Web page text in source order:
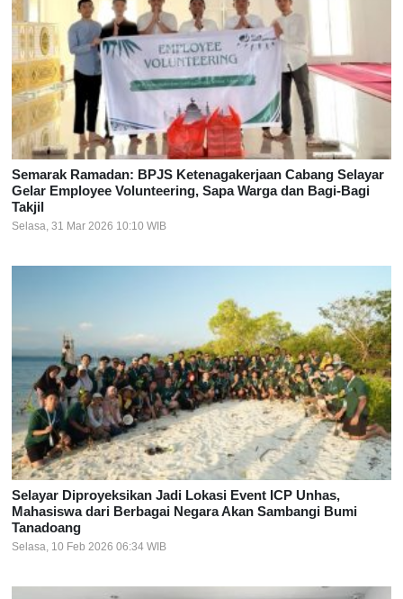
Semarak Ramadan: BPJS Ketenagakerjaan Cabang Selayar
Gelar Employee Volunteering, Sapa Warga dan Bagi-Bagi
Takjil
Selasa, 31 Mar 2026 10:10 WIB
Selayar Diproyeksikan Jadi Lokasi Event ICP Unhas,
Mahasiswa dari Berbagai Negara Akan Sambangi Bumi
Tanadoang
Selasa, 10 Feb 2026 06:34 WIB